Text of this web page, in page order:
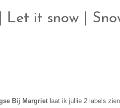
it snow |
Bij Margriet laat ik jullie 2 labels